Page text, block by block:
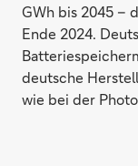
GWh bis 2045 –
Ende 2024.
deutsche
wie bei der